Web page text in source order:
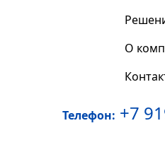
О
Телефон: +7